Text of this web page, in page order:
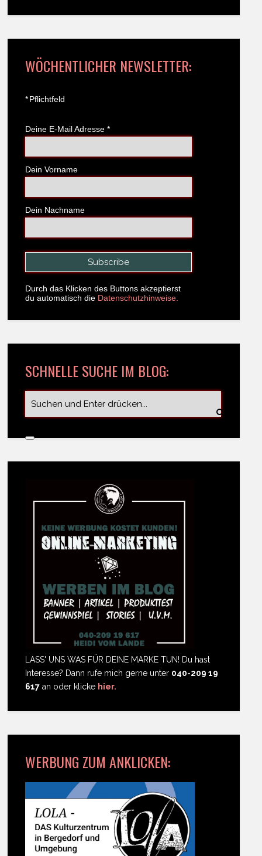
WÖCHENTLICHER NEWSLETTER:
*Pflichtfeld
Deine E-Mail Adresse *
Dein Vorname
Dein Nachname
Durch das Klicken des Buttons akzeptierst
du automatisch die Datenschutzhinweise.
SCHNELLE SUCHE IM BLOG:
LASS' UNS WAS FÜR DEINE MARKE TUN! Du hast
Interesse? Dann rufe mich gerne unter 040-209 19
617 an oder klicke hier.
WERBUNG ZUM ANKLICKEN: